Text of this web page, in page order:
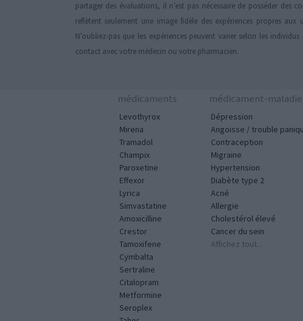
partager des évaluations, il n’est pas nécessaire de posséder des
reflètent seulement une image fidèle des expériences propres
N’oubliez-pas que les expériences peuvent varier selon les
contact avec votre médecin ou votre pharmacien.
médicaments
Levothyrox
Mirena
Tramadol
Champix
Paroxetine
Effexor
Lyrica
Simvastatine
Amoxicilline
Crestor
Tamoxifene
Cymbalta
Sertraline
Citalopram
Metformine
Seroplex
médicament-maladie
Dépression
Angoisse / trouble
Contraception
Migraine
Hypertension
Diabète type 2
Acné
Allergie
Cholestérol élevé
Cancer du sein
Affichez tout...